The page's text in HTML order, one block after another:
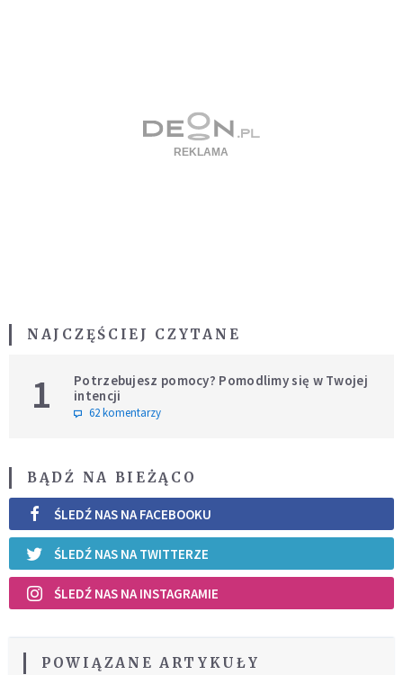
NAJCZĘŚCIEJ CZYTANE
1
Potrzebujesz pomocy? Pomodlimy się w Twojej
intencji
62 komentarzy
BĄDŹ NA BIEŻĄCO
ŚLEDŹ NAS NA FACEBOOKU
ŚLEDŹ NAS NA TWITTERZE
ŚLEDŹ NAS NA INSTAGRAMIE
POWIĄZANE ARTYKUŁY